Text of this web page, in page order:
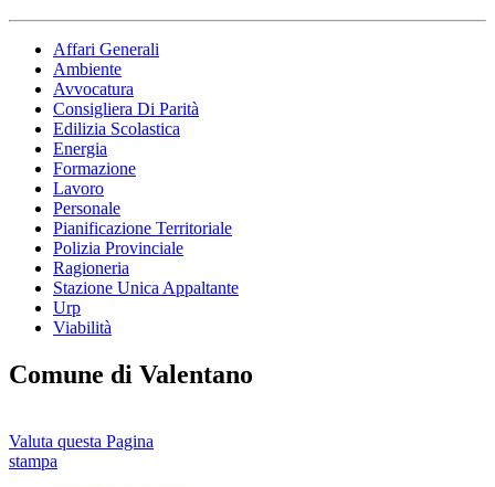
Affari Generali
Ambiente
Avvocatura
Consigliera Di Parità
Edilizia Scolastica
Energia
Formazione
Lavoro
Personale
Pianificazione Territoriale
Polizia Provinciale
Ragioneria
Stazione Unica Appaltante
Urp
Viabilità
Comune di Valentano
Valuta questa Pagina
stampa